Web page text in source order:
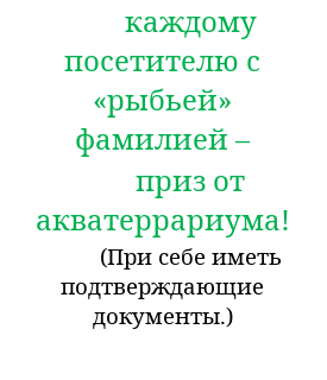
каждому
посетителю с
«рыбьей»
фамилией –
приз от
акватеррариума!
(При себе иметь
подтверждающие
документы.)